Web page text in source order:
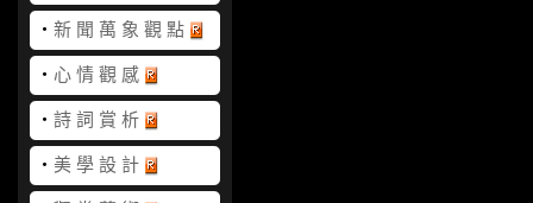
‧ 新 聞 萬 象 觀 點
‧ 心 情 觀 感
‧ 詩 詞 賞 析
‧ 美 學 設 計